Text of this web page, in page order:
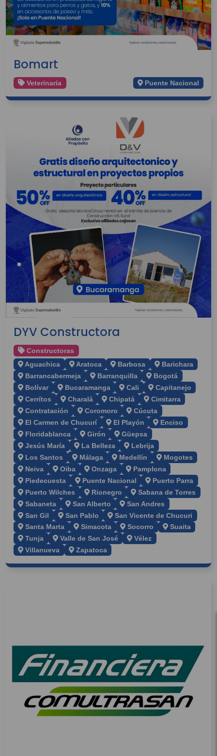
Bomart
Veterinaria Puente Nacional
DYV Constructora
Constructoras
Aguachica
Aratoca Barbosa
Barichara
Barrancabermeja
Barranquilla
Bogotá
Bolívar
Bucaramanga Cali
Capitanejo
Cerrítos
Charalá Chipatá
Cimitarra
Contratación
Coromoro
Cúcuta
El Carmen de Chucurí
El Playón
Enciso
Floridablanca
Girón
Güepsa
Jesús María
La Belleza
Lebrija
Los Santos
Málaga Medellín
Mogotes
Neiva
Oiba Onzaga
Pamplona
Piedecuesta
Puente Nacional
Puerto Parra
Puerto Wilches
Rionegro
Sabana de Torres
Sabaneta
San Alberto
San Andres
San Gil
San Pablo
San Vicente de Chucuri
Santa Marta
Simacota Socorro
Suaita
Tunja
Valle de San José
Vélez
Villanueva
Zapatoca